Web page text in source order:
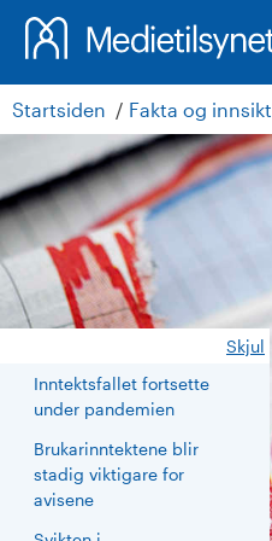
Startsiden Fakta og innsikt
Skjul
Inntektsfallet fortsette
under pandemien
Brukarinntektene blir
stadig viktigare for
avisene